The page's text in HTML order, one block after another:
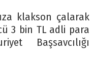
klakson çalarak
3 bin TL adli para
Başsavcılığı